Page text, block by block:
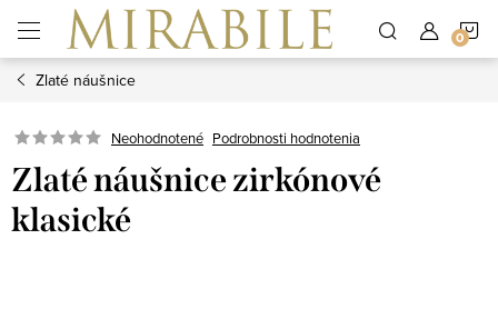
obsah
Zlaté náušnice
Neohodnotené Podrobnosti hodnotenia
Zlaté náušnice zirkónové
klasické